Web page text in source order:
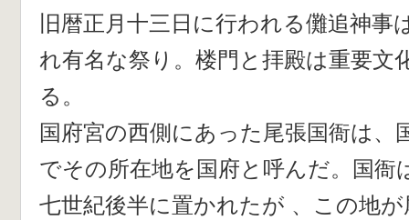
旧暦正月十三日に行われる儺追神事
れ有名な祭り。楼門と拝殿は重要文
る。
国府宮の西側にあった尾張国衙は、
でその所在地を国府と呼んだ。国衙
七世紀後半に置かれたが 、この地